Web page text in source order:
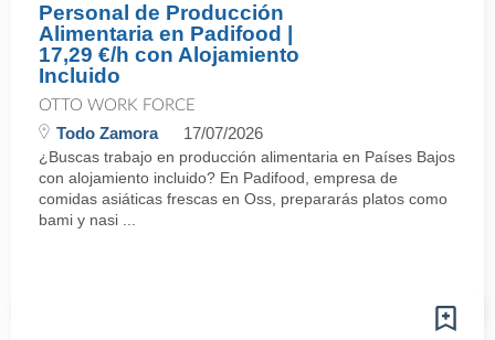
Personal de Producción
Alimentaria en Padifood |
17,29 €/h con Alojamiento
Incluido
OTTO WORK FORCE
Todo Zamora 17/07/2026
¿Buscas trabajo en producción alimentaria en Países Bajos
con alojamiento incluido? En Padifood, empresa de
comidas asiáticas frescas en Oss, prepararás platos como
bami y nasi ...